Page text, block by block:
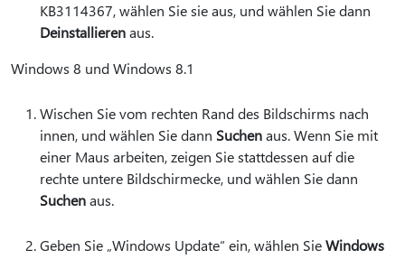
KB3114367, wählen Sie sie aus, und wählen Sie dann
Deinstallierenaus.
Windows 8 und Windows 8.1
Wischen Sie vom rechten Rand des Bildschirms nach
innen, und wählen Sie dann Suchenaus. Wenn Sie mit
einer Maus arbeiten, zeigen Sie stattdessen auf die
rechte untere Bildschirmecke, und wählen Sie dann
Suchenaus.
Geben Sie „Windows Update“ ein, wählen SieWindows